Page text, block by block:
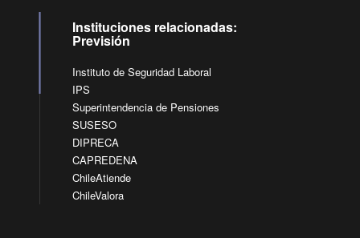
Instituciones relacionadas:
Previsión
Instituto de Seguridad Laboral
IPS
Superintendencia de Pensiones
SUSESO
DIPRECA
CAPREDENA
ChileAtiende
ChileValora